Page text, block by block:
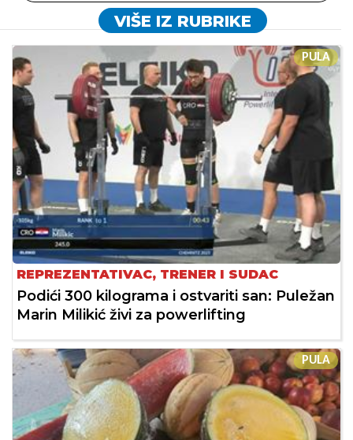
VIŠE IZ RUBRIKE
PULA
REPREZENTATIVAC, TRENER I SUDAC
Podići 300 kilograma i ostvariti san: Puležan
Marin Milikić živi za powerlifting
PULA